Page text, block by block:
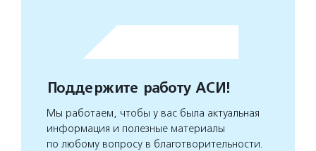
Поддержите работу АСИ!
Мы работаем, чтобы у вас была актуальная
информация и полезные материалы
по любому вопросу в благотворительности.